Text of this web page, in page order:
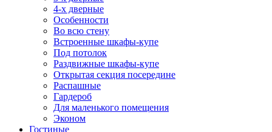
4-х дверные
Особенности
Во всю стену
Встроенные шкафы-купе
Под потолок
Раздвижные шкафы-купе
Открытая секция посередине
Распашные
Гардероб
Для маленького помещения
Эконом
Гостиные